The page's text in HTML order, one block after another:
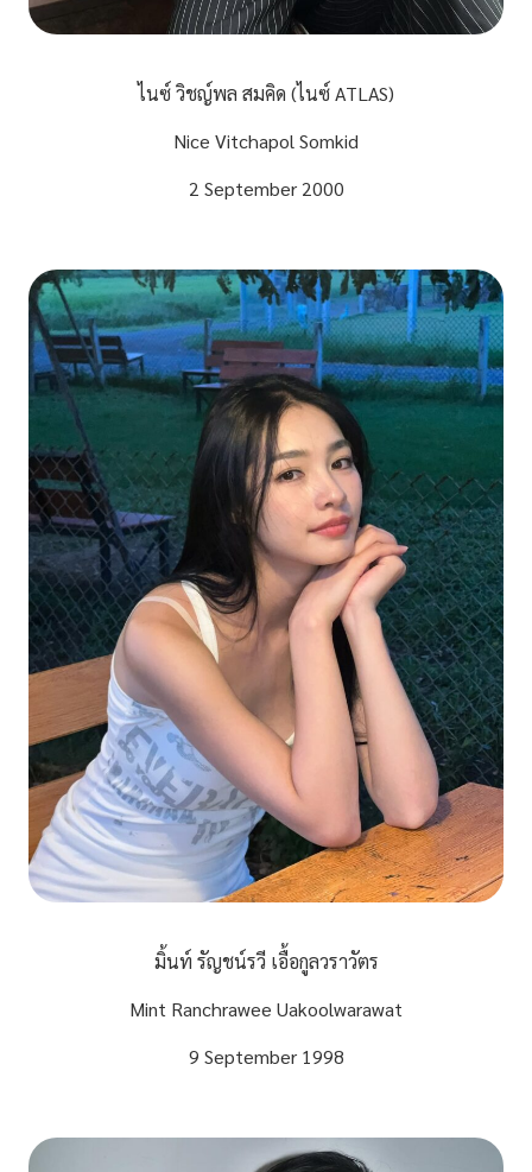
ไนซ์ วิชญ์พล สมคิด (ไนซ์ ATLAS)
Nice Vitchapol Somkid
2 September 2000
มิ้นท์ รัญชน์รวี เอื้อกูลวราวัตร
Mint Ranchrawee Uakoolwarawat
9 September 1998